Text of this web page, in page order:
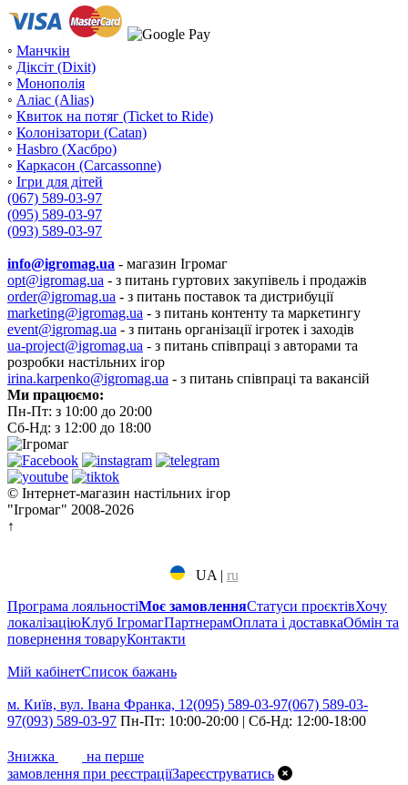
◦ Манчкін
◦ Діксіт (Dixit)
◦ Монополія
◦ Аліас (Alias)
◦ Квиток на потяг (Ticket to Ride)
◦ Колонізатори (Catan)
◦ Hasbro (Хасбро)
◦ Каркасон (Carcassonne)
◦ Ігри для дітей
(067) 589-03-97
(095) 589-03-97
(093) 589-03-97
info@igromag.ua - магазин Ігромаг
opt@igromag.ua - з питань гуртових закупівель і продажів
order@igromag.ua - з питань поставок та дистрибуції
marketing@igromag.ua - з питань контенту та маркетингу
event@igromag.ua - з питань організації ігротек і заходів
ua-project@igromag.ua - з питань співпраці з авторами та
розробки настільних ігор
irina.karpenko@igromag.ua - з питань співпраці та вакансій
Ми працюємо:
Пн-Пт: з 10:00 до 20:00
Сб-Нд: з 12:00 до 18:00
© Інтернет-магазин настільних ігор
"Ігромаг" 2008-2026
↑
UA | ru
Програма лояльностіМоє замовленняСтатуси проєктівХочу
локалізаціюКлуб ІгромагПартнерамОплата і доставкаОбмін та
повернення товаруКонтакти
Мій кабінетCписок бажань
м. Київ, вул. Івана Франка, 12(095) 589-03-97(067) 589-03-
97(093) 589-03-97 Пн-Пт: 10:00-20:00 | Сб-Нд: 12:00-18:00
Знижка
на перше
замовлення при реєстраціїЗареєструватись